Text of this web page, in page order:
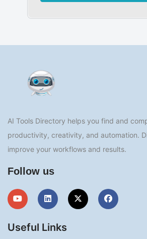
AI Tools Directory helps you find and
productivity, creativity, and automation.
improve your workflows and results.
Follow us
Useful Links